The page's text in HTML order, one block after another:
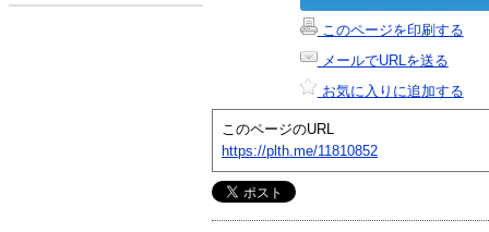
このページを印刷する
メールでURLを送る
お気に入りに追加する
このページのURL
https://plth.me/11810852